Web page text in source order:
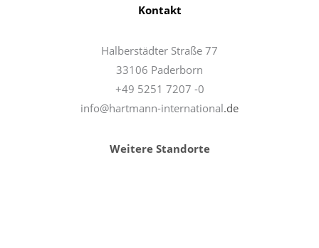
Kontakt
Halberstädter Straße 77
33106 Paderborn
+49 5251 7207 -0
info@hartmann-international.de
Weitere Standorte